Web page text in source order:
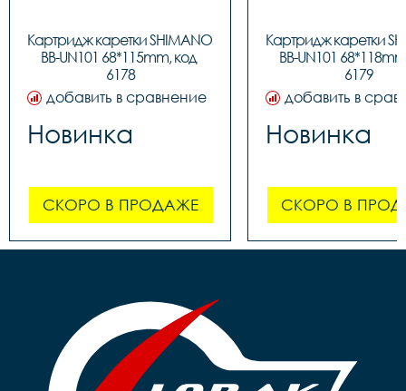
Картридж каретки SHIMANO
BB-UN101 68*115mm, код
6178
добавить в сравнение
Новинка
СКОРО В ПРОДАЖЕ
Картридж каретки
BB-UN101
6179
добавить в
Новинка
СКОРО В